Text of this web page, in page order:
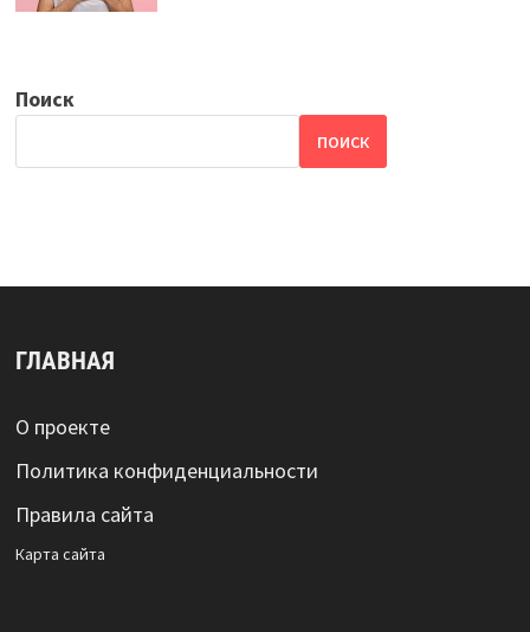
Поиск
ПОИСК
ГЛАВНАЯ
О проекте
Политика конфиденциальности
Правила сайта
Карта сайта